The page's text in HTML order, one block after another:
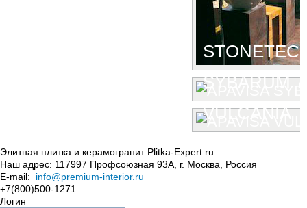
SYBARUM
VULCANIA
Элитная плитка и керамогранит Plitka-Expert.ru
Наш адрес: 117997 Профсоюзная 93А г. Москва
Россия
E-mail:
info@premium-interior.ru
+7(800)500-1271
Логин